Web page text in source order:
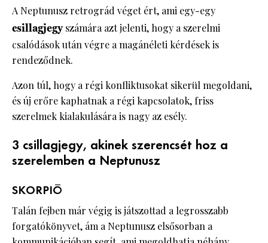
A Neptunusz retrográd véget ért, ami egy-egy
csillagjegyszámára azt jelenti, hogy a szerelmi
csalódások után végre a magánéleti kérdések is
rendeződnek.
Azon túl, hogy a régi konfliktusokat sikerül megoldani,
és új erőre kaphatnak a régi kapcsolatok, friss
szerelmek kialakulására is nagy az esély.
3 csillagjegy, akinek szerencsét hoz a
szerelemben a Neptunusz
SKORPIÓ
Talán fejben már végig is játszottad a legrosszabb
forgatókönyvet, ám a Neptunusz elsősorban a